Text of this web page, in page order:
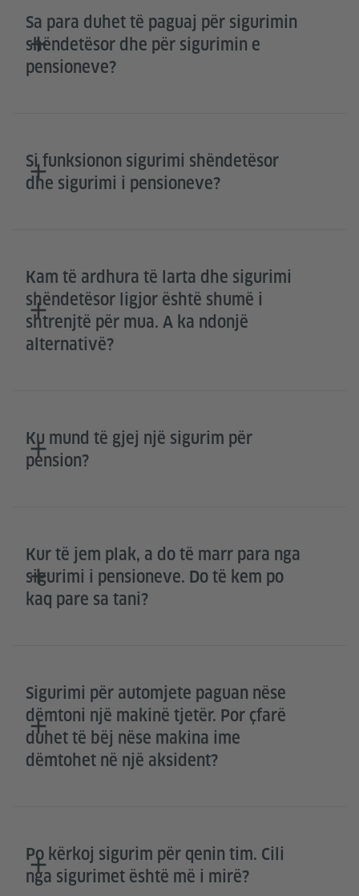
Sa para duhet të paguaj për sigurimin
shëndetësor dhe për sigurimin e
pensioneve?
Si funksionon sigurimi shëndetësor
dhe sigurimi i pensioneve?
Kam të ardhura të larta dhe sigurimi
shëndetësor ligjor është shumë i
shtrenjtë për mua. A ka ndonjë
alternativë?
Ku mund të gjej një sigurim për
pension?
Kur të jem plak, a do të marr para nga
sigurimi i pensioneve. Do të kem po
kaq pare sa tani?
Sigurimi për automjete paguan nëse
dëmtoni një makinë tjetër. Por çfarë
duhet të bëj nëse makina ime
dëmtohet në një aksident?
Po kërkoj sigurim për qenin tim. Cili
nga sigurimet është më i mirë?